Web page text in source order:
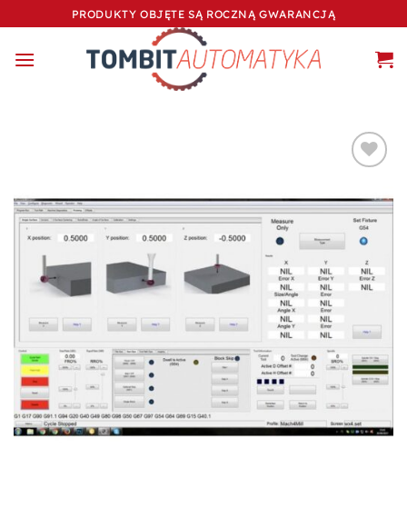
do
zawartości
PRODUKTY OBJĘTE SĄ ROCZNĄ GWARANCJĄ
ulubionych